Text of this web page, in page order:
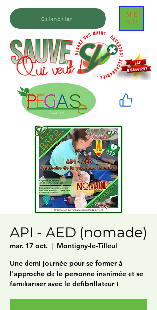
ME
NU
Calendrier
API - AED (nomade)
mar. 17 oct.
  |
Montigny-le-Tilleul
Une demi journée pour se former à
l'approche de le personne inanimée et se
familiariser avec le défibrillateur !